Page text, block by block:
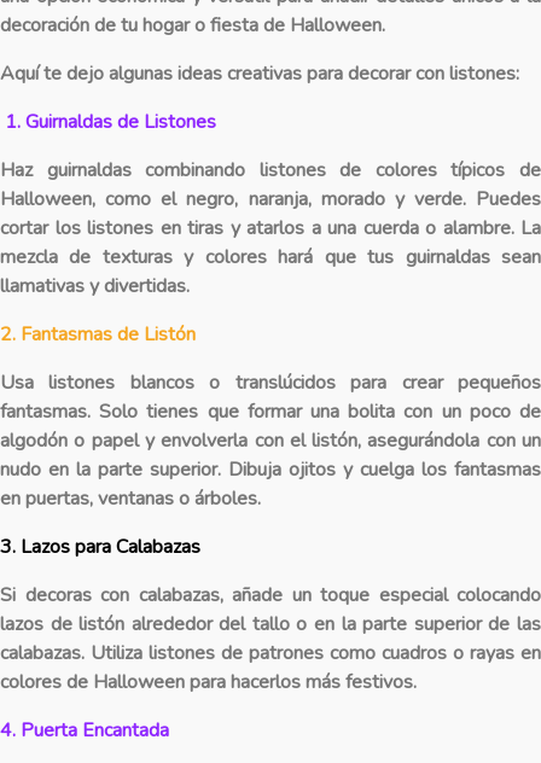
decoración de tu hogar o fiesta de Halloween.
Aquí te dejo algunas ideas creativas para decorar con listones:
1. Guirnaldas de Listones
Haz guirnaldas combinando listones de colores típicos de
Halloween, como el negro, naranja, morado y verde. Puedes
cortar los listones en tiras y atarlos a una cuerda o alambre. La
mezcla de texturas y colores hará que tus guirnaldas sean
llamativas y divertidas.
2. Fantasmas de Listón
Usa listones blancos o translúcidos para crear pequeños
fantasmas. Solo tienes que formar una bolita con un poco de
algodón o papel y envolverla con el listón, asegurándola con un
nudo en la parte superior. Dibuja ojitos y cuelga los fantasmas
en puertas, ventanas o árboles.
3. Lazos para Calabazas
Si decoras con calabazas, añade un toque especial colocando
lazos de listón alrededor del tallo o en la parte superior de las
calabazas. Utiliza listones de patrones como cuadros o rayas en
colores de Halloween para hacerlos más festivos.
4. Puerta Encantada